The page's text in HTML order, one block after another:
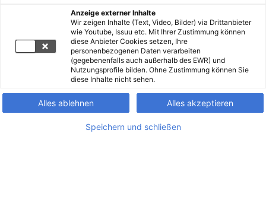
Anzeige externer Inhalte
Wir zeigen Inhalte (Text, Video, Bilder) via Drittanbieter
wie Youtube, Issuu etc. Mit Ihrer Zustimmung können
diese Anbieter Cookies setzen, Ihre
personenbezogenen Daten verarbeiten
(gegebenenfalls auch außerhalb des EWR) und
Nutzungsprofile bilden. Ohne Zustimmung können Sie
diese Inhalte nicht sehen.
Alles ablehnen Alles akzeptieren
Speichern und schließen